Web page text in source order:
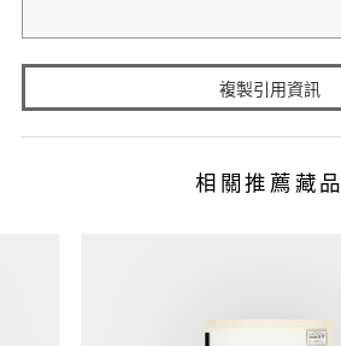
複製引用資訊
相關推薦藏品